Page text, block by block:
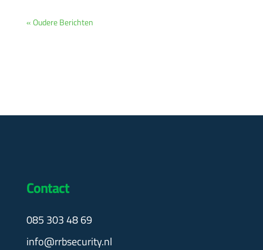
« Oudere Berichten
Contact
085 303 48 69
info@rrbsecurity.nl